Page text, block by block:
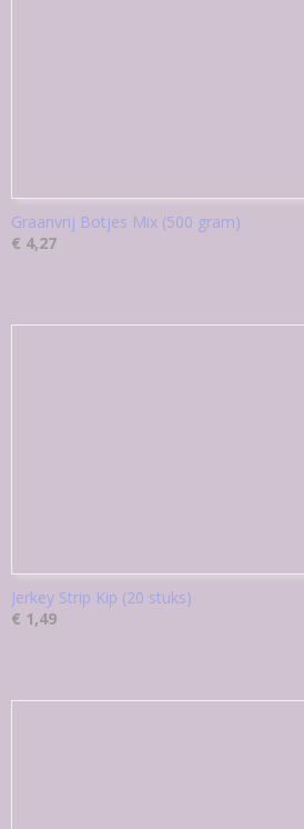
Graanvrij Botjes Mix (500 gram)
€ 4,27
Jerkey Strip Kip (20 stuks)
€ 1,49